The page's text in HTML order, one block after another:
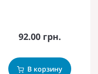
92.00 грн.
В корзину